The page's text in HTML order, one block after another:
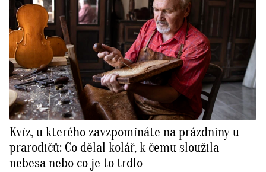
Kvíz, u kterého zavzpomínáte na prázdniny u
prarodičů: Co dělal kolář, k čemu sloužila
nebesa nebo co je to trdlo